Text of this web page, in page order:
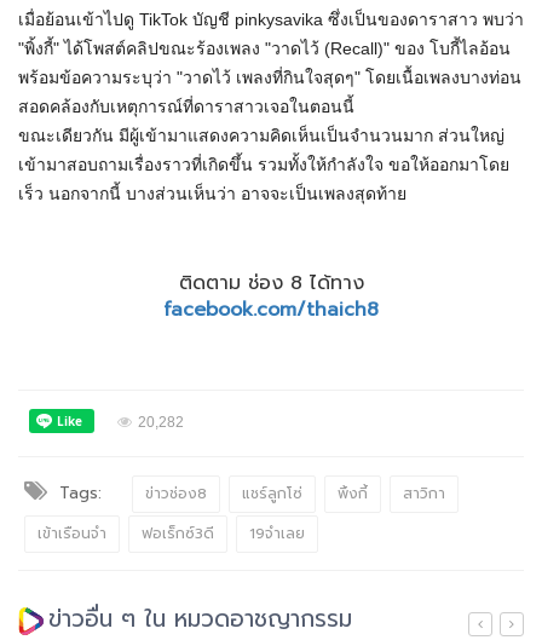
เมื่อย้อนเข้าไปดู TikTok บัญชี pinkysavika ซึ่งเป็นของดาราสาว พบว่า
"พิ้งกี้" ได้โพสต์คลิปขณะร้องเพลง "วาดไว้ (Recall)" ของ โบกี้ไลอ้อน
พร้อมข้อความระบุว่า "วาดไว้ เพลงที่กินใจสุดๆ" โดยเนื้อเพลงบางท่อน
สอดคล้องกับเหตุการณ์ที่ดาราสาวเจอในตอนนี้
ขณะเดียวกัน มีผู้เข้ามาแสดงความคิดเห็นเป็นจำนวนมาก ส่วนใหญ่
เข้ามาสอบถามเรื่องราวที่เกิดขึ้น รวมทั้งให้กำลังใจ ขอให้ออกมาโดย
เร็ว นอกจากนี้ บางส่วนเห็นว่า อาจจะเป็นเพลงสุดท้าย
ติดตาม ช่อง 8 ได้ทาง
facebook.com/thaich8
20,282
Tags: ข่าวช่อง8 แชร์ลูกโซ่ พิ้งกี้
สาวิกา
เข้าเรือนจำ
ฟอเร็กซ์3ดี 19จำเลย
ข่าวอื่น ๆ ใน หมวดอาชญากรรม